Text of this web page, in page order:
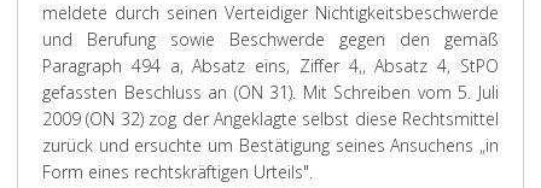
meldete durch seinen Verteidiger Nichtigkeitsbeschwerde
und Berufung sowie Beschwerde gegen den gemäß
Paragraph 494 a, Absatz eins, Ziffer 4,, Absatz 4, StPO
gefassten Beschluss an (ON 31). Mit Schreiben vom 5. Juli
2009 (ON 32) zog der Angeklagte selbst diese Rechtsmittel
zurück und ersuchte um Bestätigung seines Ansuchens „in
Form eines rechtskräftigen Urteils".